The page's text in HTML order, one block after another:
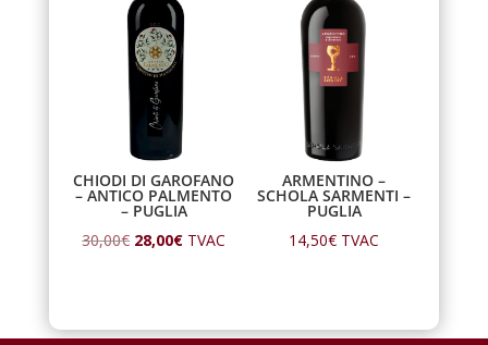
CHIODI DI GAROFANO
– ANTICO PALMENTO
– PUGLIA
30,00€ Le
28,00€Le
TVAC
ARMENTINO –
SCHOLA SARMENTI –
PUGLIA
14,50€ TVAC